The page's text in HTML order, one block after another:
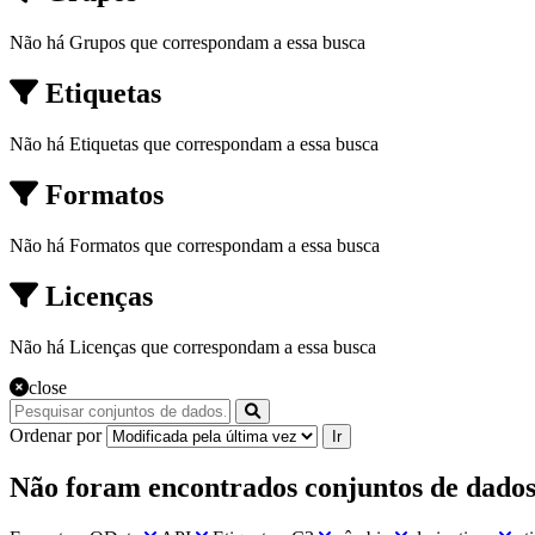
Não há Grupos que correspondam a essa busca
Etiquetas
Não há Etiquetas que correspondam a essa busca
Formatos
Não há Formatos que correspondam a essa busca
Licenças
Não há Licenças que correspondam a essa busca
close
Ordenar por Ir
Não foram encontrados conjuntos de dados